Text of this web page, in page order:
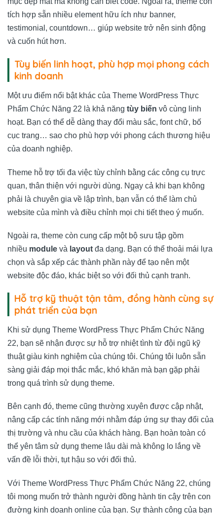
tích hợp sẵn nhiều element hữu ích như banner,
testimonial, countdown… giúp website trở nên sinh động
và cuốn hút hơn.
Tùy biến linh hoạt, phù hợp mọi phong cách
kinh doanh
Một ưu điểm nổi bật khác của Theme WordPress Thực
Phẩm Chức Năng 22 là khả năng tùy biến vô cùng linh
hoạt. Bạn có thể dễ dàng thay đổi màu sắc, font chữ, bố
cục trang… sao cho phù hợp với phong cách thương hiệu
của doanh nghiệp.
Theme hỗ trợ tối đa việc tùy chỉnh bằng các công cụ trực
quan, thân thiện với người dùng. Ngay cả khi bạn không
phải là chuyên gia về lập trình, bạn vẫn có thể làm chủ
website của mình và điều chỉnh mọi chi tiết theo ý muốn.
Ngoài ra, theme còn cung cấp một bộ sưu tập gồm
nhiều module và layout đa dạng. Bạn có thể thoải mái lựa
chọn và sắp xếp các thành phần này để tạo nên một
website độc đáo, khác biệt so với đối thủ cạnh tranh.
Hỗ trợ kỹ thuật tận tâm, đồng hành cùng sự
phát triển của bạn
Khi sử dụng Theme WordPress Thực Phẩm Chức Năng
22, bạn sẽ nhận được sự hỗ trợ nhiệt tình từ đội ngũ kỹ
thuật giàu kinh nghiệm của chúng tôi. Chúng tôi luôn sẵn
sàng giải đáp mọi thắc mắc, khó khăn mà bạn gặp phải
trong quá trình sử dụng theme.
Bên cạnh đó, theme cũng thường xuyên được cập nhật,
nâng cấp các tính năng mới nhằm đáp ứng sự thay đổi của
thị trường và nhu cầu của khách hàng. Bạn hoàn toàn có
thể yên tâm sử dụng theme lâu dài mà không lo lắng về
vấn đề lỗi thời, tụt hậu so với đối thủ.
Với Theme WordPress Thực Phẩm Chức Năng 22, chúng
tôi mong muốn trở thành người đồng hành tin cậy trên con
đường kinh doanh online của bạn. Sự thành công của bạn